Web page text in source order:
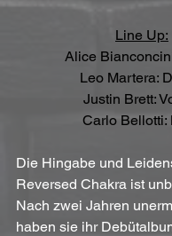
Line Up:
Alice
Leo Martera:
Justin Brett:
Carlo Bellotti:
Die Hingabe und
Reversed Chakra ist
Nach zwei Jahren
haben sie ihr